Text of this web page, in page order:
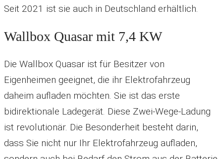
Seit 2021 ist sie auch in Deutschland erhältlich.
Wallbox Quasar mit 7,4 KW
Die Wallbox Quasar ist für Besitzer von
Eigenheimen geeignet, die ihr Elektrofahrzeug
daheim aufladen möchten. Sie ist das erste
bidirektionale Ladegerät. Diese Zwei-Wege-Ladung
ist revolutionär. Die Besonderheit besteht darin,
dass Sie nicht nur Ihr Elektrofahrzeug aufladen,